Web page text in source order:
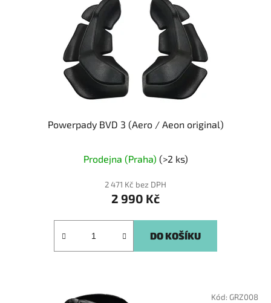
Powerpady BVD 3 (Aero / Aeon original)
Prodejna (Praha) (>2 ks)
2 471 Kč bez DPH
2 990 Kč
DO KOŠÍKU
Kód: GRZ008